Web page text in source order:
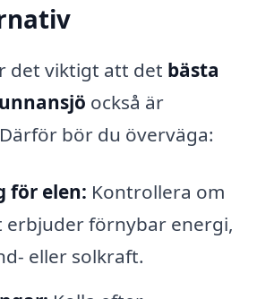
det viktigt att det bästa
också är
bör du överväga:
för elen: Kontrollera om
förnybar energi,
eller solkraft.